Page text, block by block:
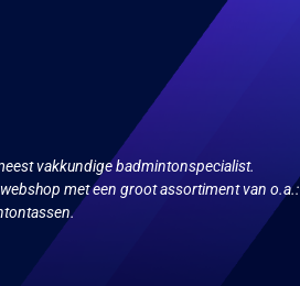
productpagina
vakkundige badmintonspecialist.
met een groot assortiment van o.a.: